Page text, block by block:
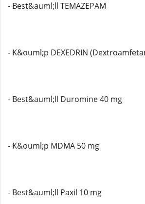
- Best&auml;ll TEMAZEPAM
- K&ouml;p DEXEDRIN
- Best&auml;ll Duromine 40 mg
- K&ouml;p MDMA 50 mg
- Best&auml;ll Paxil 10 mg